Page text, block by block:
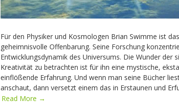
Für den Physiker und Kosmologen Brian Swimme ist
geheimnisvolle Offenbarung. Seine Forschung
Entwicklungsdynamik des Universums. Die Wunder der
Kreativität zu betrachten ist für ihn eine mystische,
einflößende Erfahrung. Und wenn man seine Bücher
anschaut, dann versetzt einem das in Erstaunen und
Read More →